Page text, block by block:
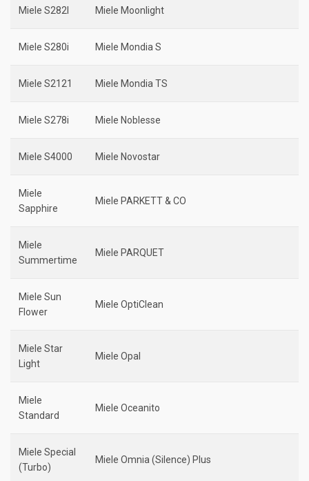
Miele S282I Miele Moonlight
Miele S280i Miele Mondia S
Miele S2121 Miele Mondia TS
Miele S278i Miele Noblesse
Miele S4000 Miele Novostar
Miele
Sapphire
Miele PARKETT & CO
Miele
Summertime
Miele PARQUET
Miele Sun
Flower
Miele OptiClean
Miele Star
Light
Miele Opal
Miele
Standard
Miele Oceanito
Miele Special
(Turbo)
Miele Omnia (Silence) Plus